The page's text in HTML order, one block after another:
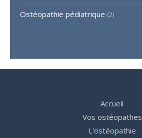
Ostéopathie pédiatrique (2)
Accueil
Vos ostéopathes
L'ostéopathie